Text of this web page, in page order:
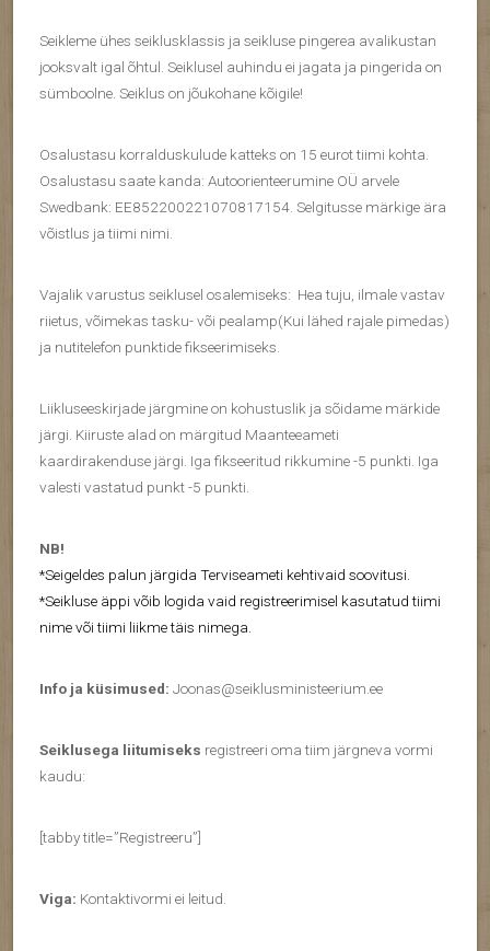
Seikleme ühes seiklusklassis ja seikluse pingerea avalikustan
jooksvalt igal õhtul. Seiklusel auhindu ei jagata ja pingerida on
sümboolne. Seiklus on jõukohane kõigile!
Osalustasu korralduskulude katteks on 15 eurot tiimi kohta.
Osalustasu saate kanda: Autoorienteerumine OÜ arvele
Swedbank: EE852200221070817154. Selgitusse märkige ära
võistlus ja tiimi nimi.
Vajalik varustus seiklusel osalemiseks: Hea tuju, ilmale vastav
riietus, võimekas tasku- või pealamp(Kui lähed rajale pimedas)
ja nutitelefon punktide fikseerimiseks.
Liikluseeskirjade järgmine on kohustuslik ja sõidame märkide
järgi. Kiiruste alad on märgitud Maanteeameti
kaardirakenduse järgi. Iga fikseeritud rikkumine -5 punkti. Iga
valesti vastatud punkt -5 punkti.
NB!
*Seigeldes palun järgida Terviseameti kehtivaid soovitusi.
*Seikluse äppi võib logida vaid registreerimisel kasutatud tiimi
nime või tiimi liikme täis nimega.
Info ja küsimused: Joonas@seiklusministeerium.ee
Seiklusega liitumiseks registreeri oma tiim järgneva vormi
kaudu:
[tabby title=”Registreeru”]
Viga: Kontaktivormi ei leitud.